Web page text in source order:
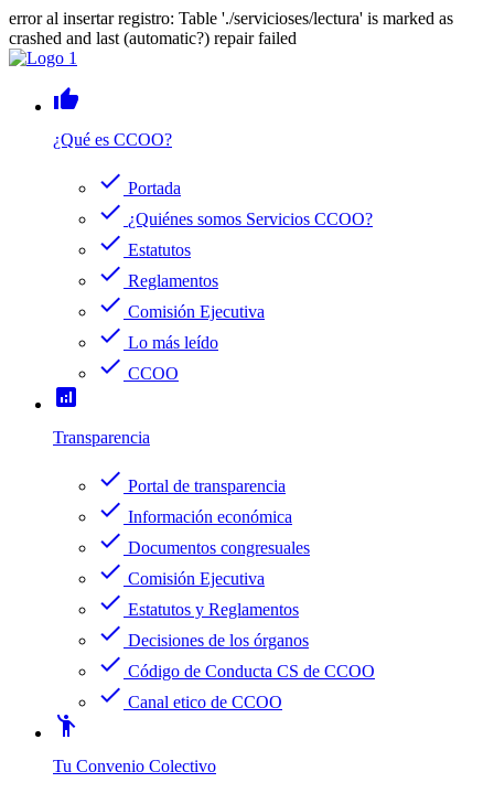
error al insertar registro: Table './servicioses/lectura' is marked as
crashed and last (automatic?) repair failed
thumb_up
¿Qué es CCOO?
check Portada
check ¿Quiénes somos Servicios CCOO?
check Estatutos
check Reglamentos
check Comisión Ejecutiva
check Lo más leído
check CCOO
analytics
Transparencia
check Portal de transparencia
check Información económica
check Documentos congresuales
check Comisión Ejecutiva
check Estatutos y Reglamentos
check Decisiones de los órganos
check Código de Conducta CS de CCOO
check Canal etico de CCOO
emoji_people
Tu Convenio Colectivo